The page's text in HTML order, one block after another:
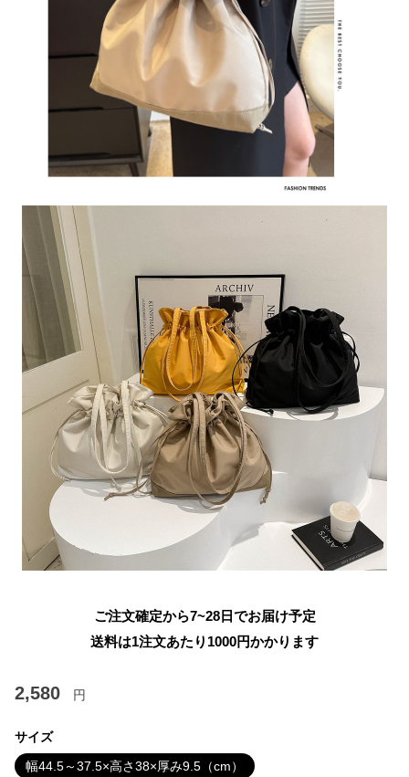
ご注文確定から7~28日でお届け予定
送料は1注文あたり 1000円かかります
2,580 円
サイズ
幅44.5～37.5×高さ38×厚み9.5（cm）